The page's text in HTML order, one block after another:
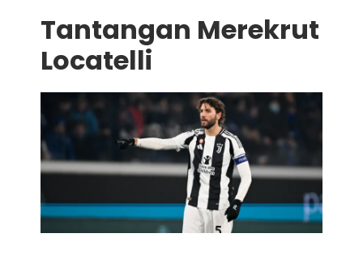
Tantangan Merekrut
Locatelli